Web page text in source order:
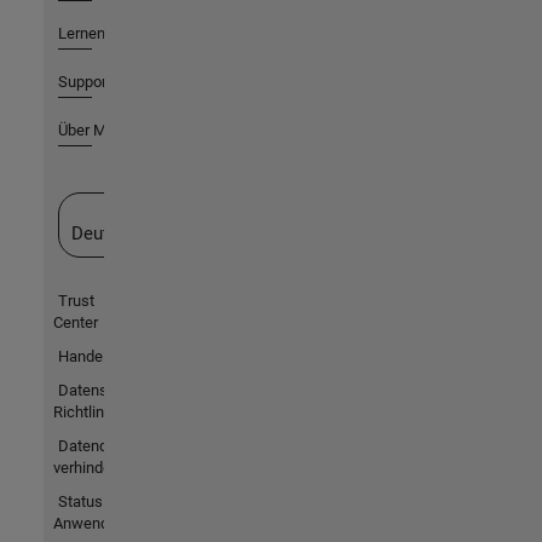
Lernen
Support
Über MathWorks
Deutschland
Trust
Center
Handelsmarken
Datenschutz-
Richtlinien
Datendiebstahl
verhindern
Status von
Anwendungen